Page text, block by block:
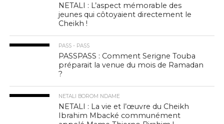
NETALI : L’aspect mémorable des
jeunes qui côtoyaient directement le
Cheikh !
PASS - PASS
PASSPASS : Comment Serigne Touba
préparait la venue du mois de Ramadan
?
NETALI BOROM NDAME
NETALI : La vie et l’œuvre du Cheikh
Ibrahim Mbacké communément